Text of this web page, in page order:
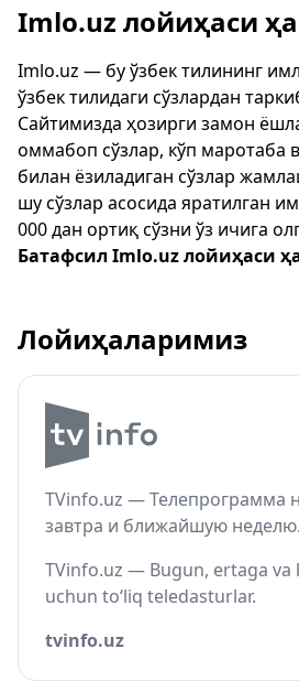
Imlo.uz лойиҳаси
Imlo.uz — бу ўзбек тилининг
ўзбек тилидаги сўзлардан
Сайтимизда ҳозирги замон
оммабоп сўзлар, кўп маротаба
билан ёзиладиган сўзлар
шу сўзлар асосида яратилган
000 дан ортиқ сўзни ўз ичига
Батафсил Imlo.uz лойиҳаси
Лойиҳаларимиз
TVinfo.uz — Телепрограмма
завтра и ближайшую неделю.
TVinfo.uz — Bugun, ertaga va
uchun to‘liq teledasturlar.
tvinfo.uz